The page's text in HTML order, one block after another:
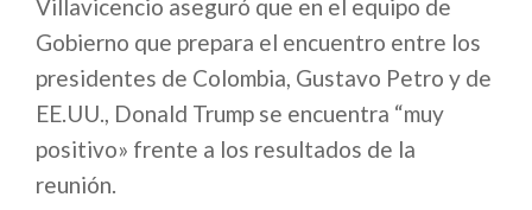
Villavicencio aseguró que en el equipo de
Gobierno que prepara el encuentro entre los
presidentes de Colombia, Gustavo Petro y de
EE.UU., Donald Trump se encuentra “muy
positivo» frente a los resultados de la
reunión.